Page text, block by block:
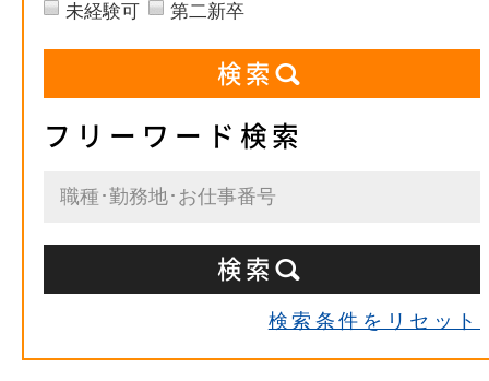
未経験可 第二新卒
フリーワード検索
検索条件をリセット